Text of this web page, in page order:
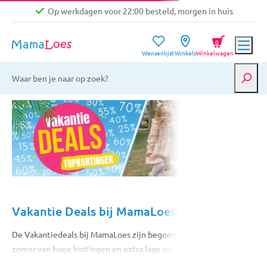
Op werkdagen voor 22:00 besteld, morgen in huis
Niet goed, geld terug garantie
Gratis verzending vanaf €39,-
Op werkdagen voor 22:00 besteld, morgen in huis
Niet goed, geld terug garantie
WensenlijstWinkelsWinkelwagen
0
Vakantie Deals bij MamaLoes!
De Vakantiedeals bij MamaLoes zijn begonnen! Profiteer deze
zomer van hoge kortingen en extra lage prijzen op honderden